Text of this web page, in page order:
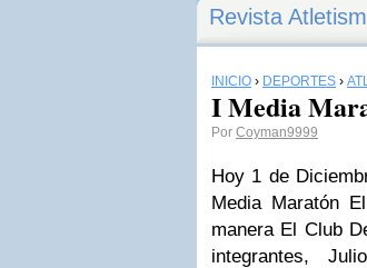
Revista
INICIO › DEPORTES ›
I Media
Por Coyman9999
Hoy 1 de
Media Maratón
manera El Club
integrantes,